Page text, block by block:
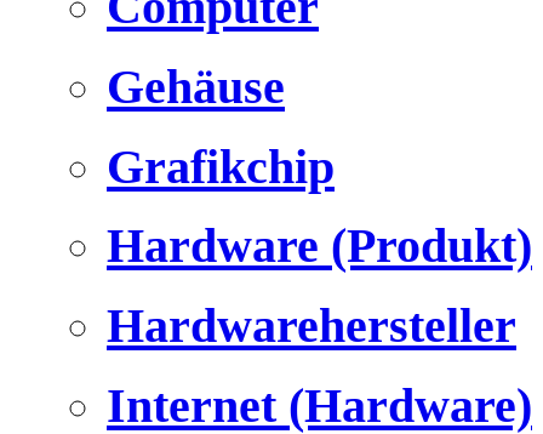
Gehäuse
Grafikchip
Hardware (Produkt)
Hardwarehersteller
Internet (Hardware)